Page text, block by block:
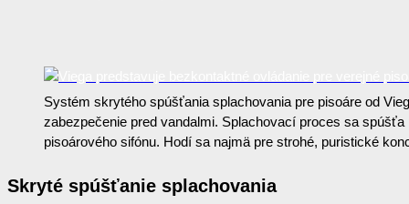
Systém skrytého spúšťania splachovania pre pisoáre od
zabezpečenie pred vandalmi. Splachovací proces sa
pisoárového sifónu. Hodí sa najmä pre strohé, puristické
Skryté spúšťanie splachovania